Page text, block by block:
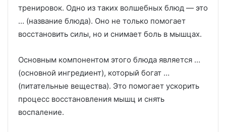
тренировок. Одно из таких волшебных блюд — это
… (название блюда). Оно не только помогает
восстановить силы, но и снимает боль в мышцах.
Основным компонентом этого блюда является …
(основной ингредиент), который богат …
(питательные вещества). Это помогает ускорить
процесс восстановления мышц и снять
воспаление.